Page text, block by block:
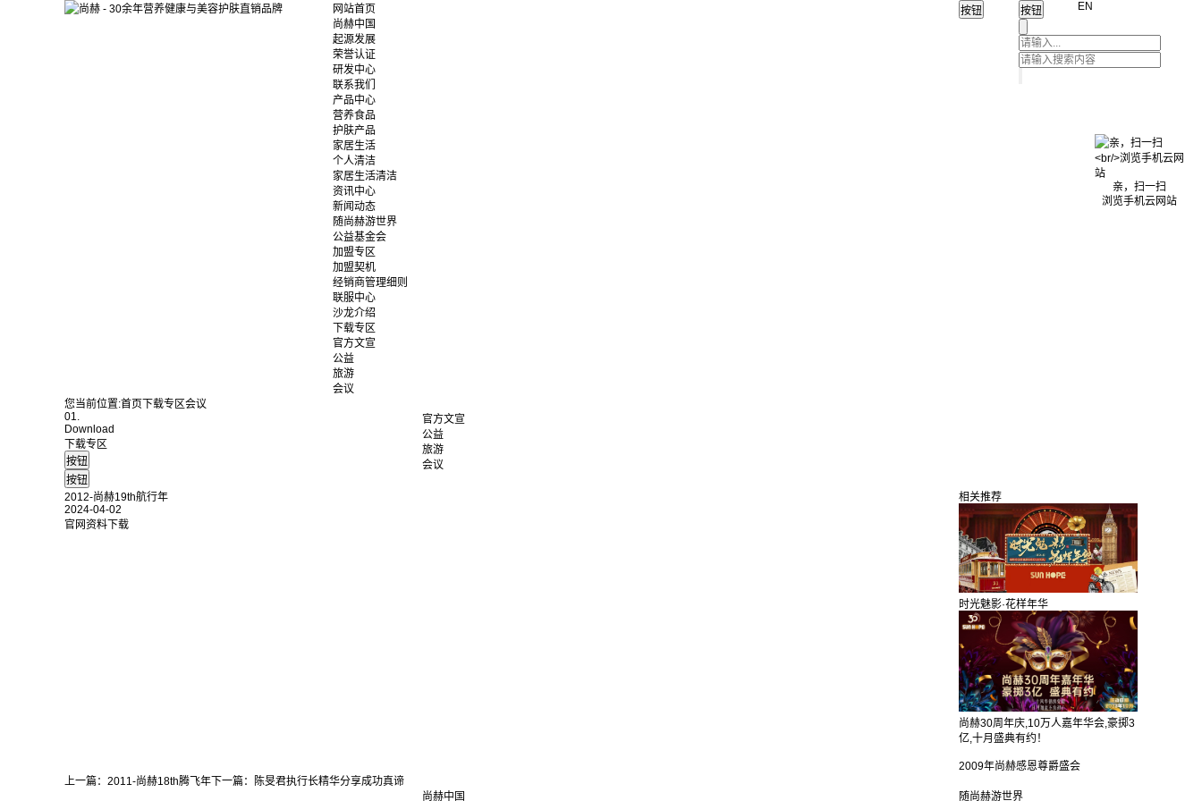
网站首页
尚赫中国
起源发展
荣誉认证
研发中心
联系我们
产品中心
营养食品
护肤产品
家居生活
个人清洁
家居生活清洁
资讯中心
新闻动态
随尚赫游世界
公益基金会
加盟专区
加盟契机
经销商管理细则
联服中心
沙龙介绍
下载专区
官方文宣
公益
旅游
会议
EN
您当前位置:首页 下载专区会议
01.
Download
下载专区
官方文宣
公益
旅游
会议
2012-尚赫19th航行年
2024-04-02
官网资料下载
相关推荐
时光魅影·花样年华
尚赫30周年庆,10万人嘉年华会,豪掷3
亿,十月盛典有约！
2009年尚赫感恩尊爵盛会
上一篇： 2011-尚赫18th腾飞年下一篇：
陈旻君执行长精华分享成功真谛
尚赫中国
随尚赫游世界
亲，扫一扫
浏览手机云网站